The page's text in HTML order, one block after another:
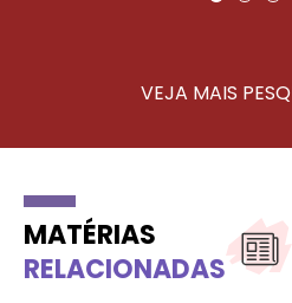
VEJA MAIS
MATÉRIAS
RELACIONADAS